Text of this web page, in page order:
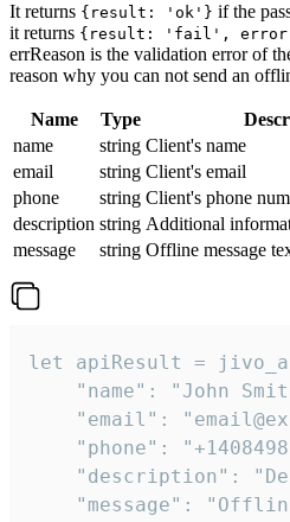
It returns {result: 'ok'} if the
it returns {result: 'fail', error:
errReason is the validation error of
reason why you can not send an
Name Type
name
string Client's name
email
string Client's email
phone
string Client's phone
description string Additional
message
string Offline message
let apiResult =
"name": "John
"email":
"phone":
"description":
"message":